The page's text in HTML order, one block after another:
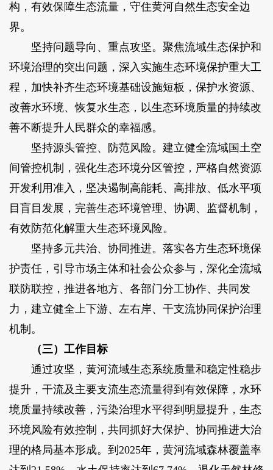
构，有效保障生态流量，守住黄河自然生态安全边
界。
坚持问题导向、重点攻坚。聚焦流域生态保护和
环境治理的突出问题，深入实施生态环境保护重大工
程，加快补齐生态环境基础设施短板，保护水资源、
改善水环境、恢复水生态，以生态环境质量的持续改
善不断提升人民群众的幸福感。
坚持源头管控、防范风险。建立健全流域国土空
间管控机制，强化生态环境分区管控，严格自然资源
开发利用准入，坚决遏制高能耗、高排放、低水平项
目盲目发展，完善生态环境管理、协调、监督机制，
有效防范化解重大生态环境风险。
坚持多元共治、协同推进。落实各方生态环境保
护责任，引导市场主体和社会公众参与，深化全流域
联防联控，推进各地方、各部门分工协作、共同发
力，建立健全上下游、左右岸、干支流协同保护治理
机制。
（三）工作目标
通过攻坚，黄河流域生态系统质量和稳定性稳步
提升，干流及主要支流生态流量得到有效保障，水环
境质量持续改善，污染治理水平得到明显提升，生态
环境风险有效控制，共同抓好大保护、协同推进大治
理的格局基本形成。到2025年，黄河流域森林覆盖率